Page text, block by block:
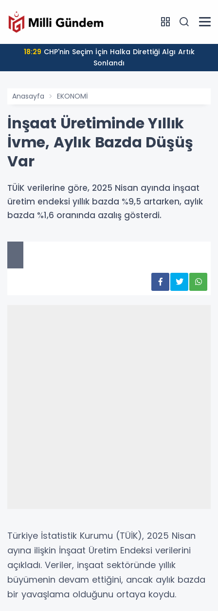
18:29
Sonlandı
Anasayfa EKONOMİ
İnşaat Üretiminde Yıllık
İvme, Aylık Bazda Düşüş
Var
TÜİK verilerine göre, 2025 Nisan ayında inşaat
üretim endeksi yıllık bazda %9,5 artarken, aylık
bazda %1,6 oranında azalış gösterdi.
Türkiye İstatistik Kurumu (TÜİK), 2025 Nisan
ayına ilişkin İnşaat Üretim Endeksi verilerini
açıkladı. Veriler, inşaat sektöründe yıllık
büyümenin devam ettiğini, ancak aylık bazda
bir yavaşlama olduğunu ortaya koydu.